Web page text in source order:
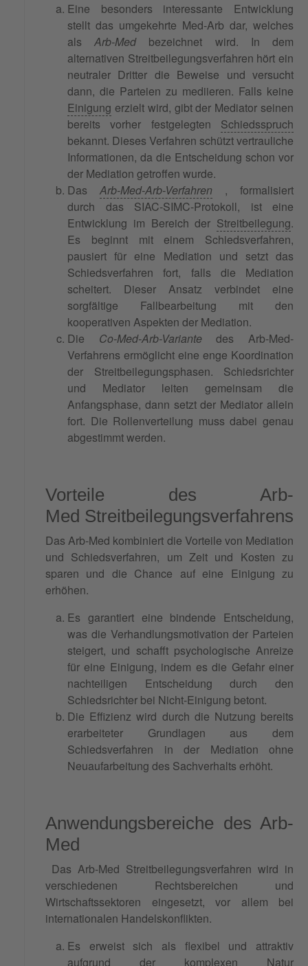
Eine besonders interessante Entwicklung
stellt das umgekehrte Med-Arb dar, welches
alsArb-Medbezeichnet wird. In dem
alternativen Streitbeilegungsverfahren hört ein
neutraler Dritter die Beweise und versucht
dann, die Parteien zu mediieren. Falls keine
Einigung erzielt wird, gibt der Mediator seinen
bereits vorher festgelegten Schiedsspruch
bekannt. Dieses Verfahren schützt vertrauliche
Informationen, da die Entscheidung schon vor
der Mediation getroffen wurde.
Das Arb-Med-Arb-Verfahren , formalisiert
durch das SIAC-SIMC-Protokoll, ist eine
Entwicklung im Bereich der Streitbeilegung.
Es beginnt mit einem Schiedsverfahren,
pausiert für eine Mediation und setzt das
Schiedsverfahren fort, falls die Mediation
scheitert. Dieser Ansatz verbindet eine
sorgfältige Fallbearbeitung mit den
kooperativen Aspekten der Mediation.
Die Co-Med-Arb-Variantedes Arb-Med-
Verfahrens ermöglicht eine enge Koordination
der Streitbeilegungsphasen. Schiedsrichter
und Mediator leiten gemeinsam die
Anfangsphase, dann setzt der Mediator allein
fort. Die Rollenverteilung muss dabei genau
abgestimmt werden.
Vorteile des Arb-
Med Streitbeilegungsverfahrens
Das Arb-Med kombiniert die Vorteile von Mediation
und Schiedsverfahren, um Zeit und Kosten zu
sparen und die Chance auf eine Einigung zu
erhöhen.
Es garantiert eine bindende Entscheidung,
was die Verhandlungsmotivation der Parteien
steigert, und schafft psychologische Anreize
für eine Einigung, indem es die Gefahr einer
nachteiligen Entscheidung durch den
Schiedsrichter bei Nicht-Einigung betont.
Die Effizienz wird durch die Nutzung bereits
erarbeiteter Grundlagen aus dem
Schiedsverfahren in der Mediation ohne
Neuaufarbeitung des Sachverhalts erhöht.
Anwendungsbereiche des Arb-
Med
Das Arb-Med Streitbeilegungsverfahren wird in
verschiedenen Rechtsbereichen und
Wirtschaftssektoren eingesetzt, vor allem bei
internationalen Handelskonflikten.
Es erweist sich als flexibel und attraktiv
aufgrund der komplexen Natur